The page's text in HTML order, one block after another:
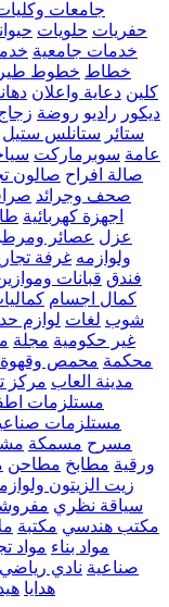
جامعات
حفريات حلويات
خدمات جامعية
خطاط خطوط
كلين دعاية واعلان
ديكور راديو روضة
ستائر ستانلس ستيل
عامة سوبرماركت
صالة افراح صالون
صحف وجرائد
اجهزة كهربائية
عزل عصائر
ولوازمه غرفة
فندق قبانات
كمال اجسام
شوب لغات لوازم
غير حكومية مجلة
محكمة محمص وقهوة
مدينة العاب مركز
مستلزمات
مستلزمات
مسرح مسمكة
ورقية مطابخ مطاحن
زيت الزيتون
سياقة نظري
مكتب هندسي مكتبة
مواد بناء مواد
صناعية نادي رياضي
هدايا